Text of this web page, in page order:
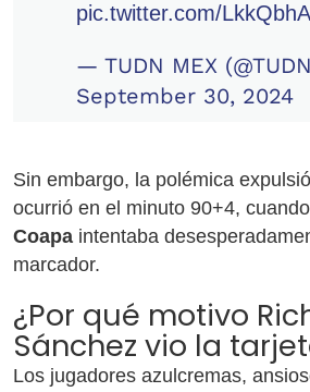
pic.twitter.com/
— TUDN MEX
September 30, 2024
Sin embargo, la polémica
ocurrió en el minuto 90+4,
Coapa intentaba
marcador.
¿Por qué motivo
Sánchez vio la
Los jugadores azulcremas,